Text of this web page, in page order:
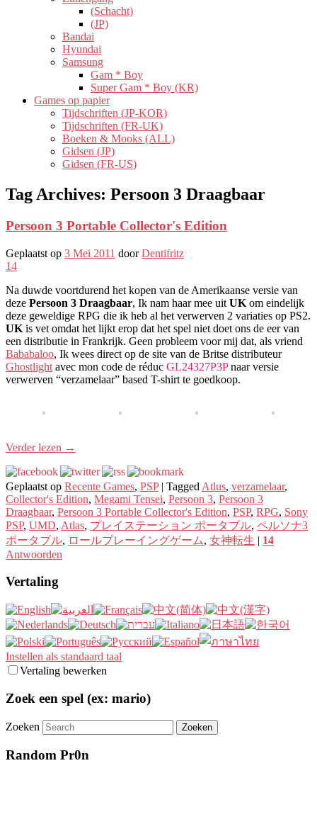
(Schacht)
(JP)
Bandai
Hyundai
Samsung
Gam * Boy
Super Gam * Boy (KR)
Games op papier
Tijdschriften (JP-KOR)
Tijdschriften (FR-UK)
Boeken & Mooks (ALL)
Gidsen (JP)
Gidsen (FR-US)
Tag Archives: Persoon 3 Draagbaar
Persoon 3 Portable Collector's Edition
Geplaatst op 3 Mei 2011 doorDentifritz
14
Na duwde voortdurend het kopen van de Amerikaanse versie van
deze Persoon 3 Draagbaar, Ik nam haar mee uit UK om eindelijk
deze geweldige RPG die ik heb al het verwerven 2 variaties op PS2.
UK is vet omdat het lijkt erop dat het spel niet doet ons de eer van
een distributie in Frankrijk. Geen probleem voor mij dat, als vriend
Bababaloo, Ik wees direct op de site van de Britse distributeur
Ghostlight avec mon code de réduc GL24327P3Pnaar versie
verwerven “verzamelaar” based T-shirt te goedkoop.
Verder lezen →
Geplaatst op Recente Games, PSP | Tagged Atlus, verzamelaar,
Collector's Edition, Megami Tensei, Persoon 3, Persoon 3
Draagbaar, Persoon 3 Portable Collector's Edition, PSP, RPG, Sony
PSP, UMD, Atlas, プレイステーション ポータブル, ペルソナ3
ポータブル, ロールプレーイングゲーム, 女神転生 | 14
Antwoorden
Vertaling
Instellen als standaard taal
Vertaling bewerken
Zoek een spel (ex: mario)
Zoeken
Random Pr0n